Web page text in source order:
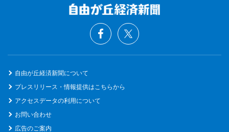
自由が丘経済新聞について
プレスリリース・情報提供はこちらから
アクセスデータの利用について
お問い合わせ
広告のご案内